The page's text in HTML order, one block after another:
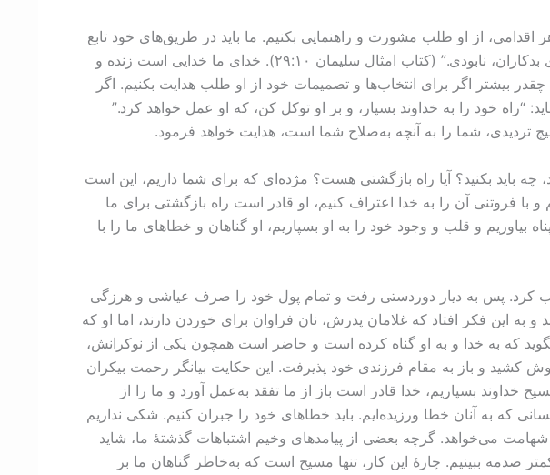
از او طلب مشورت و راهنمایی بکنیم. ما باید در طریق‌های خود تابع
هدایت خدا باشیم. حضرت سلیمان می‌فرماید: “طریق خداوند برای راستان قلعۀ مستحکم است‌، برای بدکاران، نابودی.” (کتاب امثال سلیمان ۱۰:‏۲۹). خدای ما خدایی است زنده و
بیشتر اگر برای انتخاب‌ها و تصمیمات خود از او طلب هدایت بکنیم. اگر
خود را به خداوند بسپار، و بر او توکل کن، که او عمل خواهد کرد.”
چه باید بکنید؟ آیا راه بازگشتی هست؟ مژده‌ای که برای شما داریم، این است
فروتنی آن را به خدا اعتراف کنیم، او قادر است راه بازگشتی برای ما
و قلب و وجود خود را به او بسپاریم، او گناهان و خطاهای ما را با
کرد. پس به دیار دوردستی رفت و تمام پول خود را صرف عیاشی و هرزگی
این فکر افتاد که غلامان پدرش، نان فراوان برای خوردن دارند، اما او که
که به خدا و به او گناه کرده است و حاضر است همچون یکی از نوکرانش،
کشید و باز به مقام فرزندی خود پذیرفت. این حکایت بیانگر رحمت بیکران
بسپاريم، خدا قادر است باز از ما تفقد به‌عمل آورد و ما را از
که به آنان خطا ورزیده‌ایم. باید خطاهای خود را جبران کنیم. شکی نداریم
شهامت می‌خواهد. گرچه بعضی از پیامدهای وخیم اشتباهات گذشتۀ ما، شاید
صدمه ببینیم. چارۀ این کار، تنها مسیح است که به‌خاطر گناهان ما بر